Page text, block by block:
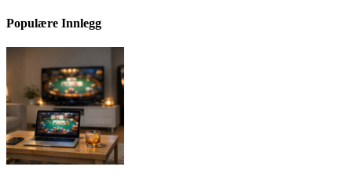
Populære Innlegg